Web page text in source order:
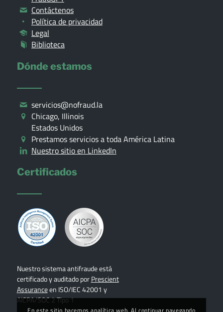
Contáctenos
Política de privacidad
Legal
Biblioteca
Dónde estamos
servicios@nofraud.la
Chicago, Illinois
Estados Unidos
Prestamos servicios a toda América Latina
Nuestro sitio en LinkedIn
Certificados
Nuestro sistema antifraude está
certificado y auditado porPrescient
Assuranceen ISO/IEC 42001 y
AICPA/SOC 2 Tipo 1